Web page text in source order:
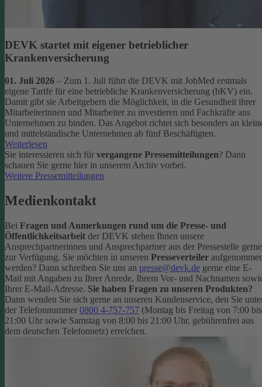
DEVK startet mit eigener betrieblicher
Krankenversicherung
01. Juli 2026 – Zum 1. Juli führt die DEVK mit JobMed erstmals
eigene Tarife für eine betriebliche Krankenversicherung (bKV) ein.
Damit gibt sie Arbeitgebern die Möglichkeit, in die Gesundheit ihrer
Mitarbeiterinnen und Mitarbeiter zu investieren und Fachkräfte ans
Unternehmen zu binden. Das Angebot richtet sich besonders an
und mittelständische Unternehmen ab fünf Beschäftigten.
Weiterlesen
Sie interessieren sich für vergangene Pressemitteilungen? Dann
schauen Sie gerne hier in unserem Archiv vorbei.
Weitere Pressemitteilungen
Medienkontakt
Bei Fragen und Anmerkungen rund um die Presse- und
Öffentlichkeitsarbeit der DEVK stehen Ihnen unsere
Ansprechpartnerinnen und Ansprechpartner aus der Pressestelle gerne
zur Verfügung. Sie möchten in unseren Presseverteiler
werden? Dann schreiben Sie uns an presse@devk.de gerne eine E-
Mail mit Angaben zu Ihrer Anrede, Ihrem Vor- und Nachnamen
Ihrer E-Mail-Adresse. Sie haben Fragen zu unseren Produkten?
Dann wenden Sie sich gerne an unseren Kundenservice, den Sie
der Telefonnummer 0800 4-757-757 (Montag bis Freitag von 7:00 bis
21:00 Uhr sowie Samstag von 8:00 bis 21:00 Uhr, gebührenfrei aus
dem deutschen Telefonnetz) erreichen.